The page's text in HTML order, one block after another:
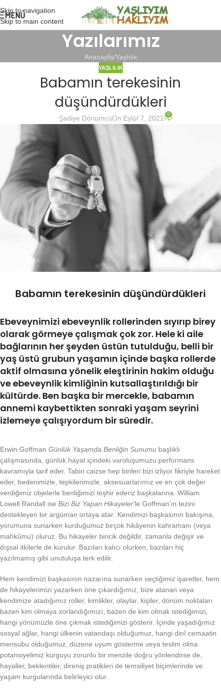
Skip to navigation
Skip to main content
MENÜ
Yazılarımız
Anasayfa Yaşlılık
YAŞLILIK
Babamın terekesinin
düşündürdükleri
Şadiye DönümcüOn Eylül 7, 2021 0
Babamın terekesinin düşündürdükleri
Ebeveynimizi ebeveynlik rollerinden sıyırıp birey
olarak görmeye çalışmak çok zor. Hele ki aile
bağlarının her şeyden üstün tutulduğu, belli bir
yaş üstü grubun yaşamın içinde başka rollerde
aktif olmasına yönelik eleştirinin hakim olduğu
ve ebeveynlik kimliğinin kutsallaştırıldığı bir
kültürde. Ben başka bir mercekle, babamın
annemi kaybettikten sonraki yaşam seyrini
izlemeye çalışıyordum bir süredir.
Erwin Goffman Günlük Yaşamda Benliğin Sunumu başlıklı
çalışmasında, günlük hayat içindeki varoluşumuzu performans
kavramıyla tarif eder. Tabiri caizse hep birileri bizi izliyor fikriyle hareket
eder, bedenimizle, tepkilerimizle, aksesuarlarımız ve en çok değer
verdiğimiz objelerle benliğimizi teşhir ederiz başkalarına. William
Lowell Randall ise Bizi Biz Yapan Hikayeler’le Goffman’ın tezini
destekleyen bir argüman ortaya atar: Kendimizi başkasının bakışına,
yorumuna sunarken kurduğumuz birçok hikâyenin kahramanı (veya
mahkûmu) oluruz. Bu hikayeler biricik değildir, zamanla değişir ve
dışsal itkilerle de kurulur. Bazıları kalıcı olurken, bazıları hiç
yazılmamış gibi unutuluşa terk edilir.
Hem kendimizi başkasının nazarına sunarken seçtiğimiz işaretler, hem
de hikayelerimizi yazarken öne çıkardığımız, bize atanan veya
kendimize atadığımız roller, kimlikler, olaylar, kişiler, dönüm noktaları
bazen kim olmaya zorlandığımızı, bazen de kim olmak istediğimizi,
hangi yönümüzle öne çıkmak istediğimizi gösterir. İçinde yaşadığımız
sosyal ağlar, hangi ülkenin vatandaşı olduğumuz, hangi dinî cemaatin
mensubu olduğumuz, düzene uyum gösterme veya teslim olma
potansiyelimiz kurguyu zorunlu bir menzile doğru yönlendirse de,
hayaller, beklentiler, direniş pratikleri de temsiliyet biçimlerinde ve
yaşam kurgularında belirleyici olur.